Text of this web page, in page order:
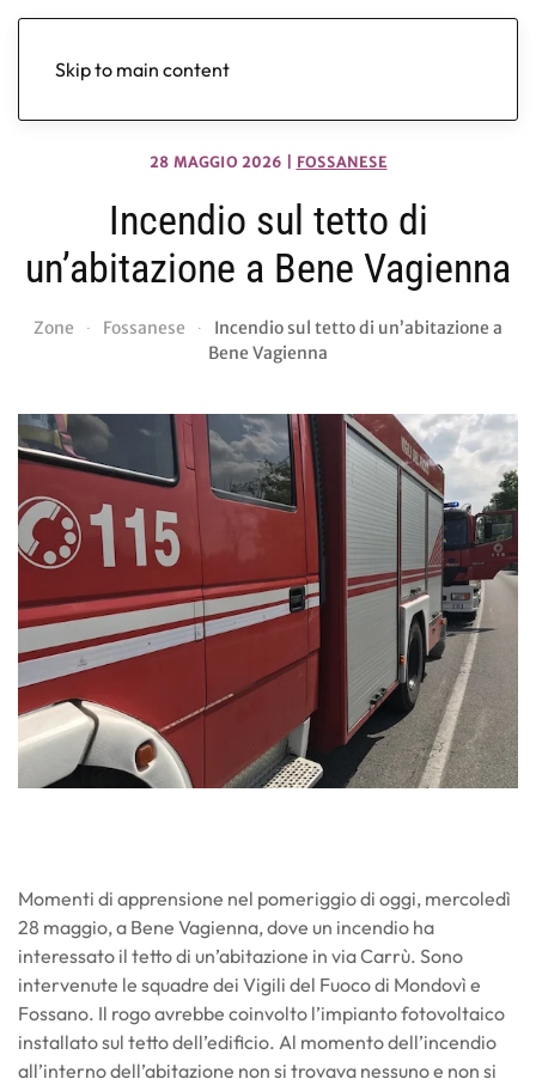
Skip to main content
28 MAGGIO 2026 FOSSANESE
Incendio sul tetto di
un’abitazione a Bene Vagienna
Zone Fossanese
Incendio sul tetto di un’abitazione a
Bene Vagienna
Momenti di apprensione nel pomeriggio di oggi, mercoledì
28 maggio, a Bene Vagienna, dove un incendio ha
interessato il tetto di un’abitazione in via Carrù. Sono
intervenute le squadre dei Vigili del Fuoco di Mondovì e
Fossano. Il rogo avrebbe coinvolto l’impianto fotovoltaico
installato sul tetto dell’edificio. Al momento dell’incendio
all’interno dell’abitazione non si trovava nessuno e non si